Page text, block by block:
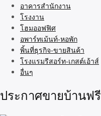
อาคารสำนักงาน
โรงงาน
โฮมออฟฟิศ
อพาร์ทเม้นท์-หอพัก
พิ้นที่ธุรกิจ-ขายสินค้า
โรงแรมรีสอร์ท-เกสต์เอ้าส์
อื่นๆ
ประกาศขายบ้านฟรี